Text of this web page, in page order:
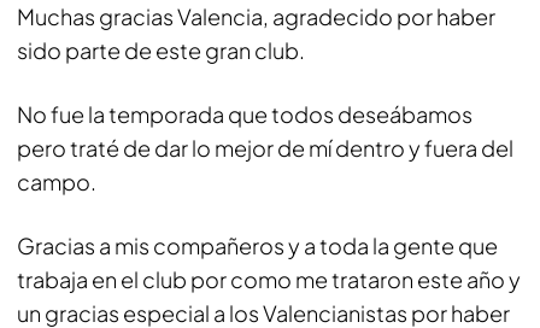
Muchas gracias Valencia, agradecido por haber
sido parte de este gran club.
No fue la temporada que todos deseábamos
pero traté de dar lo mejor de mí dentro y fuera del
campo.
Gracias a mis compañeros y a toda la gente que
trabaja en el club por como me trataron este año y
un gracias especial a los Valencianistas por haber